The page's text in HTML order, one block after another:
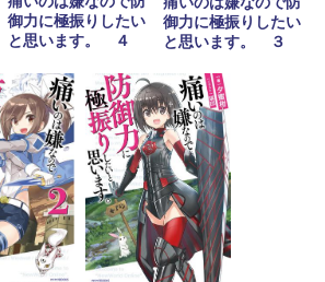
御力に極振りしたい
と思います。 ４
御力に極振りしたい
と思います。 ３